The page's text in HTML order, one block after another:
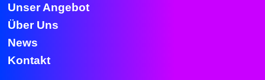
Unser Angebot
Über Uns
News
Kontakt